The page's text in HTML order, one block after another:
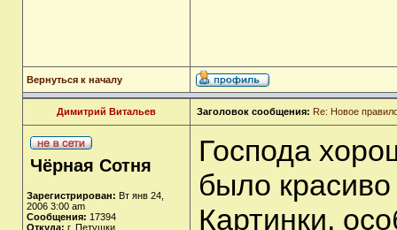
Вернуться к началу
Димитрий Витальев Заголовок сообщения: Re: Новое
Чёрная Сотня
Зарегистрирован: Вт янв 24,
2006 3:00 am
Сообщения: 17394
Откуда: г. Петушки
Господа
было
Картинки,